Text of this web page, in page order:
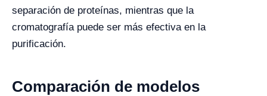
separación de proteínas, mientras que la
cromatografía puede ser más efectiva en la
purificación.
Comparación de modelos